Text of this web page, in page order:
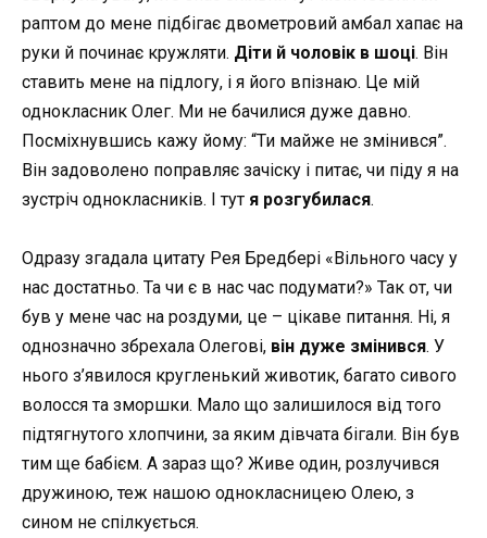
раптом до мене підбігає двометровий амбал хапає на
руки й починає кружляти. Діти й чоловік в шоці. Він
ставить мене на підлогу, і я його впізнаю. Це мій
однокласник Олег. Ми не бачилися дуже давно.
Посміхнувшись кажу йому: “Ти майже не змінився”.
Він задоволено поправляє зачіску і питає, чи піду я на
зустріч однокласників. І тут я розгубилася.
Одразу згадала цитату Рея Бредбері «Вільного часу у
нас достатньо. Та чи є в нас час подумати?» Так от, чи
був у мене час на роздуми, це – цікаве питання. Ні, я
однозначно збрехала Олегові, він дуже змінився. У
нього з’явилося кругленький животик, багато сивого
волосся та зморшки. Мало що залишилося від того
підтягнутого хлопчини, за яким дівчата бігали. Він був
тим ще бабієм. А зараз що? Живе один, розлучився
дружиною, теж нашою однокласницею Олею, з
сином не спілкується.